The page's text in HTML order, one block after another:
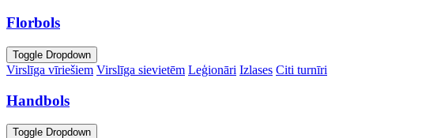
Florbols
Toggle Dropdown
Virslīga vīriešiem Virslīga sievietēm Leģionāri Izlases Citi turnīri
Handbols
Toggle Dropdown